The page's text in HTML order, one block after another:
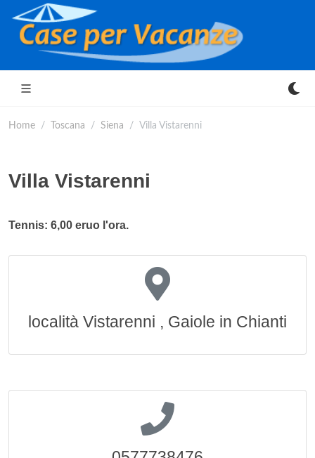
Home Toscana Siena Villa Vistarenni
Villa Vistarenni
Tennis: 6,00 eruo l'ora.
località Vistarenni , Gaiole in Chianti